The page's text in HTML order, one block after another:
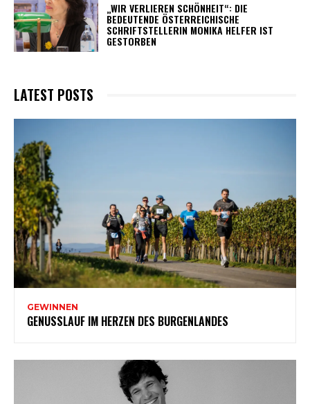
„WIR VERLIEREN SCHÖNHEIT“: DIE
BEDEUTENDE ÖSTERREICHISCHE
SCHRIFTSTELLERIN MONIKA HELFER IST
GESTORBEN
LATEST POSTS
GEWINNEN
GENUSSLAUF IM HERZEN DES BURGENLANDES